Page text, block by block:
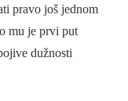
pravo još jednom
mu je prvi put
dužnosti